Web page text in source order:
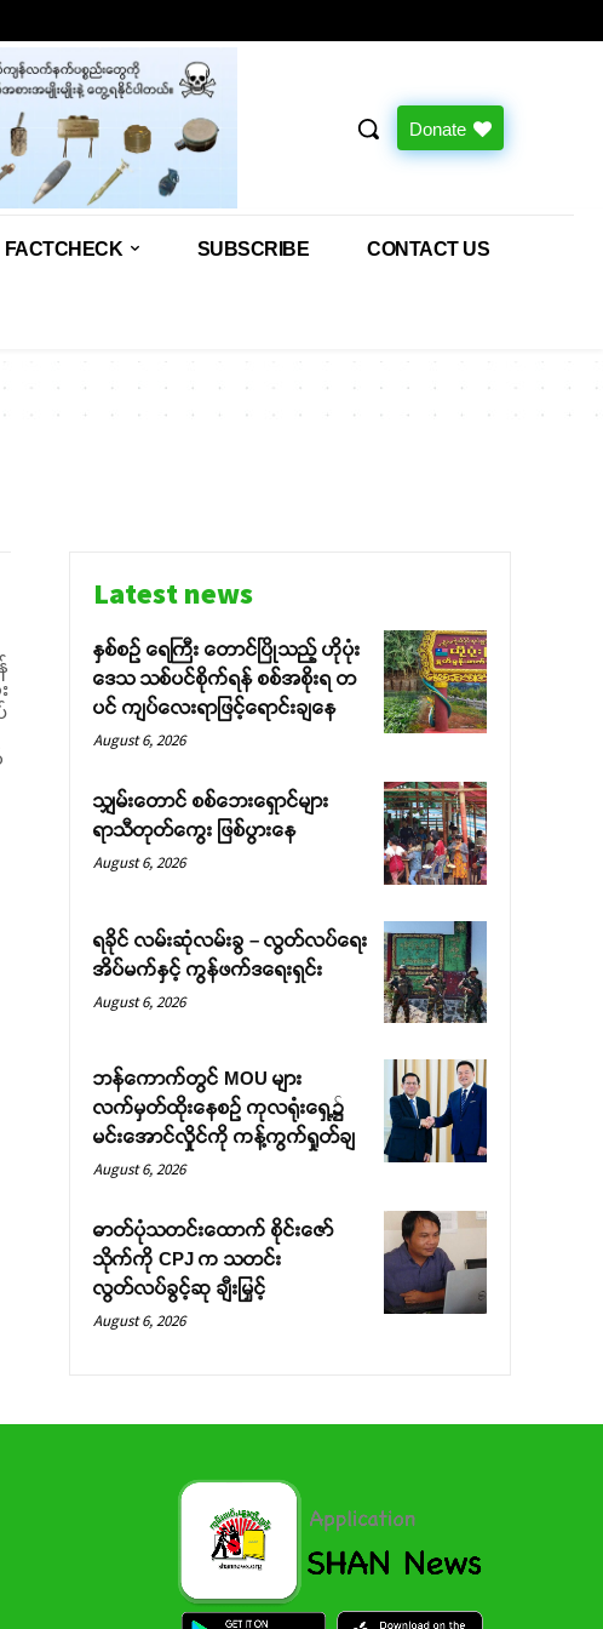
Donate
FACTCHECK SUBSCRIBE CONTACT US
Latest news
နှစ်စဉ် ရေကြီး တောင်ပြိုသည့် ဟိုပုံး
ဒေသ သစ်ပင်စိုက်ရန် စစ်အစိုးရ တ
ပင် ကျပ်လေးရာဖြင့်ရောင်းချနေ
August 6, 2026
သျှမ်းတောင် စစ်ဘေးရှောင်များ
ရာသီတုတ်ကွေး ဖြစ်ပွားနေ
August 6, 2026
ရခိုင် လမ်းဆုံလမ်းခွ – လွတ်လပ်ရေး
အိပ်မက်နှင့် ကွန်ဖက်ဒရေးရှင်း
August 6, 2026
ဘန်ကောက်တွင် MOU များ
လက်မှတ်ထိုးနေစဉ် ကုလရုံးရှေ့၌
မင်းအောင်လှိုင်ကို ကန့်ကွက်ရှုတ်ချ
August 6, 2026
ဓာတ်ပုံသတင်းထောက် စိုင်းဇော်
သိုက်ကို CPJ က သတင်း
လွတ်လပ်ခွင့်ဆု ချီးမြှင့်
August 6, 2026